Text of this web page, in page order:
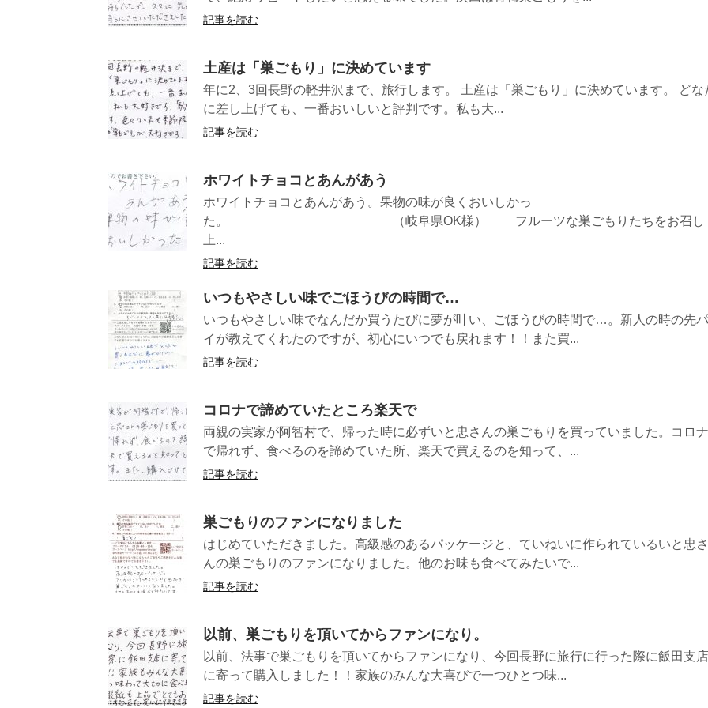
記事を読む
土産は「巣ごもり」に決めています
年に2、3回長野の軽井沢まで、旅行します。 土産は「巣ごもり」に決めています。 どな
に差し上げても、一番おいしいと評判です。私も大...
記事を読む
ホワイトチョコとあんがあう
ホワイトチョコとあんがあう。果物の味が良くおいしかっ
た。 （岐阜県OK様） フルーツな巣ごもりたちをお召し
上...
記事を読む
いつもやさしい味でごほうびの時間で…
いつもやさしい味でなんだか買うたびに夢が叶い、ごほうびの時間で…。新人の時の先パ
イが教えてくれたのですが、初心にいつでも戻れます！！また買...
記事を読む
コロナで諦めていたところ楽天で
両親の実家が阿智村で、帰った時に必ずいと忠さんの巣ごもりを買っていました。コロナ
で帰れず、食べるのを諦めていた所、楽天で買えるのを知って、...
記事を読む
巣ごもりのファンになりました
はじめていただきました。高級感のあるパッケージと、ていねいに作られているいと忠さ
んの巣ごもりのファンになりました。他のお味も食べてみたいで...
記事を読む
以前、巣ごもりを頂いてからファンになり。
以前、法事で巣ごもりを頂いてからファンになり、今回長野に旅行に行った際に飯田支店
に寄って購入しました！！家族のみんな大喜びで一つひとつ味...
記事を読む